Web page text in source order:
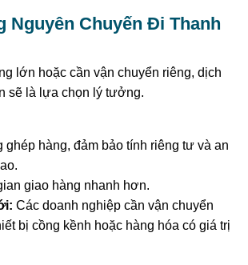
Nguyên Chuyến Đi Thanh
lớn hoặc cần vận chuyển riêng, dịch
sẽ là lựa chọn lý tưởng.
ghép hàng, đảm bảo tính riêng tư và an
giao hàng nhanh hơn.
Các doanh nghiệp cần vận chuyển
bị cồng kềnh hoặc hàng hóa có giá trị